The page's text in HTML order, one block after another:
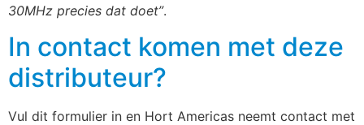
30MHz precies dat doet”.
In contact komen met deze
distributeur?
Vul dit formulier in en Hort Americas neemt contact met